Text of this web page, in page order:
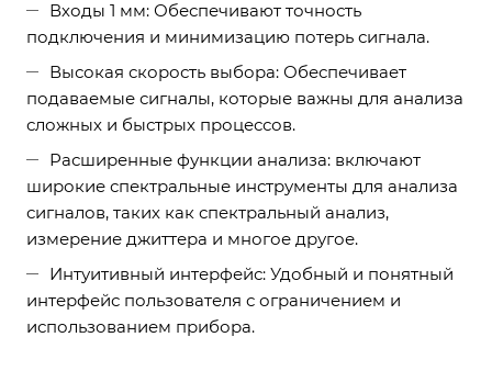
Входы 1 мм: Обеспечивают точность
подключения и минимизацию потерь сигнала.
Высокая скорость выбора: Обеспечивает
подаваемые сигналы, которые важны для анализа
сложных и быстрых процессов.
Расширенные функции анализа: включают
широкие спектральные инструменты для анализа
сигналов, таких как спектральный анализ,
измерение джиттера и многое другое.
Интуитивный интерфейс: Удобный и понятный
интерфейс пользователя с ограничением и
использованием прибора.